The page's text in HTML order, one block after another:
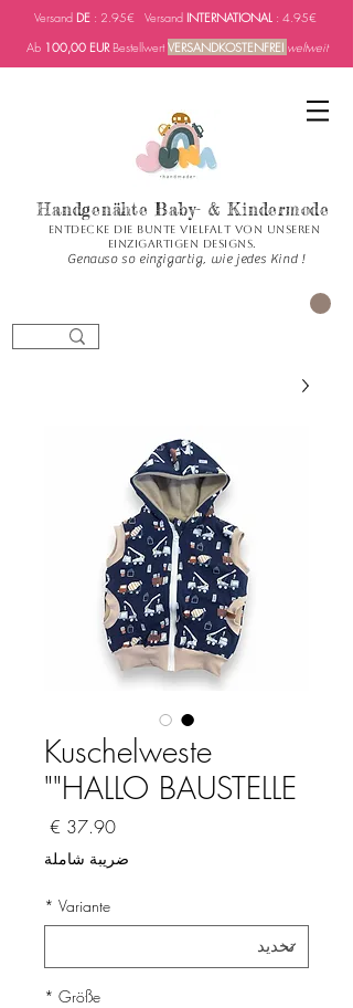
Versand DE : 2.95€ Versand INTERNATIONAL : 4.95€
Ab 100,00 EURBestellwertVERSANDKOSTENFREI weltweit
Handgenähte Baby- & Kindermode
Entdecke die bunte Vielfalt von unseren
einzigartigen Designs.
Genauso so einzigartig, wie jedes Kind !
Kuschelweste
"HALLO BAUSTELLE"
السعر
ضريبة شاملة
Variante
*
Größe
*